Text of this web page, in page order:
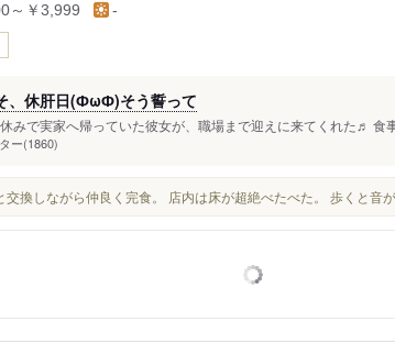
～￥3,999 -
、休肝日(ФωФ)そう誓って
みで実家へ帰っていた彼女が、職場まで迎えに来てくれた♬ 食
ー(1860)
換しながら仲良く完食。 店内は床が超絶べたべた。 歩くと音